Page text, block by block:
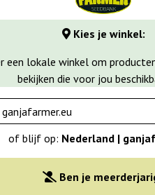
Kies je winkel:
een lokale winkel om
bekijken die voor jou
of blijf op: Nederland |
Ben je
Meer